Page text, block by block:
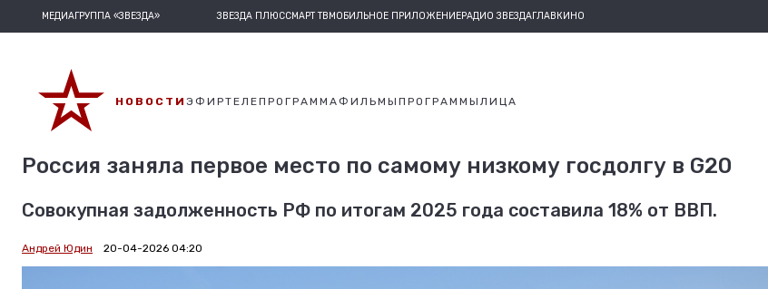
МЕДИАГРУППА «ЗВЕЗДА» ЗВЕЗДА ПЛЮССМАРТ ТВМОБИЛЬНОЕ ПРИЛОЖЕНИЕРАДИО ЗВЕЗДАГЛАВКИНО
НОВОСТИ ЭФИРТЕЛЕПРОГРАММАФИЛЬМЫ ПРОГРАММЫ ЛИЦА
Россия заняла первое место по самому низкому госдолгу в G20
Совокупная задолженность РФ по итогам 2025 года составила 18% от ВВП.
Андрей Юдин 20-04-2026 04:20